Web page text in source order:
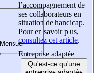
l’accompagnement de
ses collaborateurs en
situation de handicap.
Pour en savoir plus,
consultez cet article.
Entreprise adaptée
Qu'est-ce qu'une
entreprise adaptée